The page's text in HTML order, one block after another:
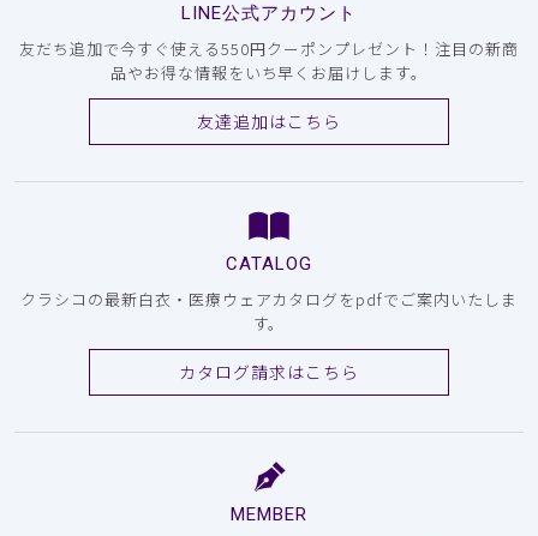
LINE公式アカウント
友だち追加で今すぐ使える550円クーポンプレゼント！注目の新商
品やお得な情報をいち早くお届けします。
友達追加はこちら
CATALOG
クラシコの最新白衣・医療ウェアカタログをpdfでご案内いたしま
す。
カタログ請求はこちら
MEMBER